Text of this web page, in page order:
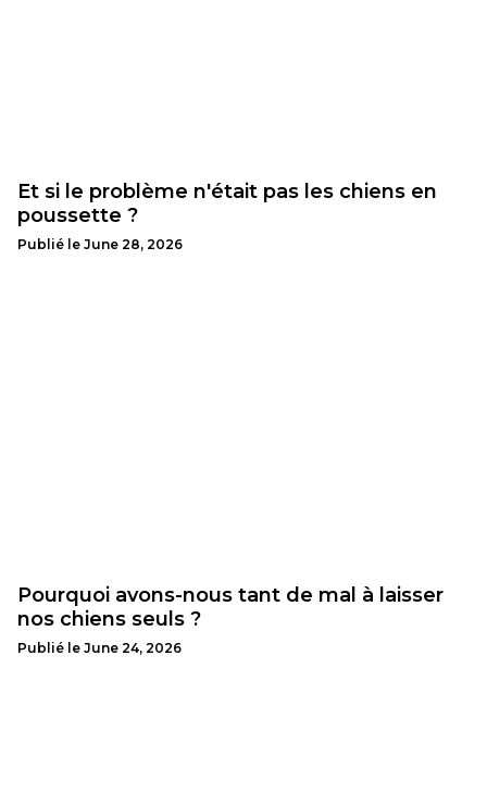
Et si le problème n'était pas les chiens en
poussette ?
Publié le June 28, 2026
Pourquoi avons-nous tant de mal à laisser
nos chiens seuls ?
Publié le June 24, 2026